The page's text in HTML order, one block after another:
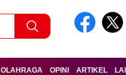
OLAHRAGA OPINI ARTIKEL